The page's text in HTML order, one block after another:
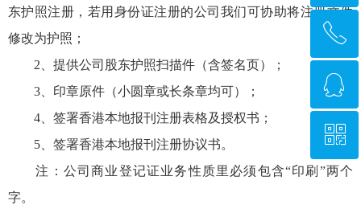
东护照注册，若用身份证注册的公司我们可协助将注册文件
修改为护照；
2、提供公司股东护照扫描件（含签名页）；
3、印章原件（小圆章或长条章均可）；
4、签署香港本地报刊注册表格及授权书；
5、签署香港本地报刊注册协议书。
注：公司商业登记证业务性质里必须包含“印刷”两个
字。
回到顶部
ꂅ
ꁗ
QQ客服
ꀥ